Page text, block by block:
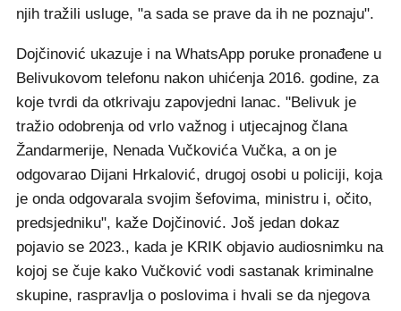
njih tražili usluge, "a sada se prave da ih ne poznaju".
Dojčinović ukazuje i na WhatsApp poruke pronađene u
Belivukovom telefonu nakon uhićenja 2016. godine, za
koje tvrdi da otkrivaju zapovjedni lanac. "Belivuk je
tražio odobrenja od vrlo važnog i utjecajnog člana
Žandarmerije, Nenada Vučkovića Vučka, a on je
odgovarao Dijani Hrkalović, drugoj osobi u policiji, koja
je onda odgovarala svojim šefovima, ministru i, očito,
predsjedniku", kaže Dojčinović. Još jedan dokaz
pojavio se 2023., kada je KRIK objavio audiosnimku na
kojoj se čuje kako Vučković vodi sastanak kriminalne
skupine, raspravlja o poslovima i hvali se da njegova